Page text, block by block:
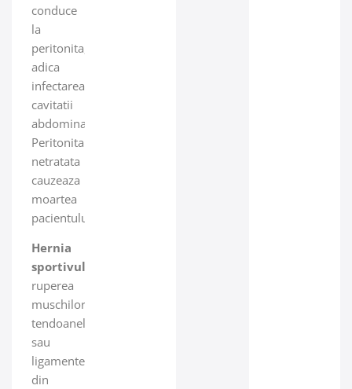
conduce
la
peritonita,
adica
infectarea
cavitatii
abdominale.
Peritonita
netratata
cauzeaza
moartea
pacientului.
Hernia
sportivului
ruperea
muschilor,
tendoanelor
sau
ligamentelor
din